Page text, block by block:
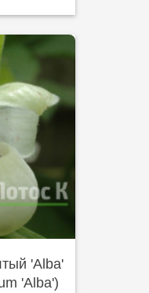
'Alba'
'Alba')